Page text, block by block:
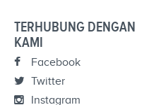
TERHUBUNG DENGAN
KAMI
Facebook
Twitter
Instagram